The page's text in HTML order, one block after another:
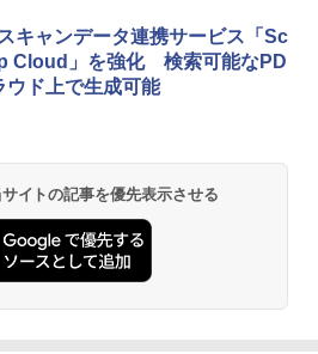
キャンデータ連携サービス「Sc
Cloud」を強化 検索可能なPD
ウド上で生成可能
イトの記事を優先表示させる